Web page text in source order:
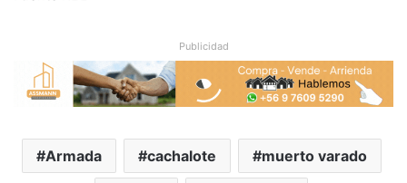
Publicidad
Armada cachalote muerto varado